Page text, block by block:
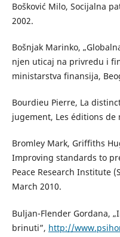
Bošković Milo, Socijalna
2002.
Bošnjak Marinko,
njen uticaj na privredu i
ministarstva finansija,
Bourdieu Pierre, La
jugement, Les éditions de
Bromley Mark, Griffiths
Improving standards to
Peace Research Institute
March 2010.
Buljan-Flender Gordana,
brinuti”, http://